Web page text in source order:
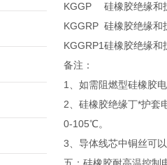
KGGP
硅橡胶绝缘和
KGGRP 硅橡胶绝缘和
KGGRP1硅橡胶绝缘和
备注：
1、如需阻燃型硅橡胶
2、硅橡胶绝缘丁*护套
0-105℃。
3、导体线芯中铜丝可